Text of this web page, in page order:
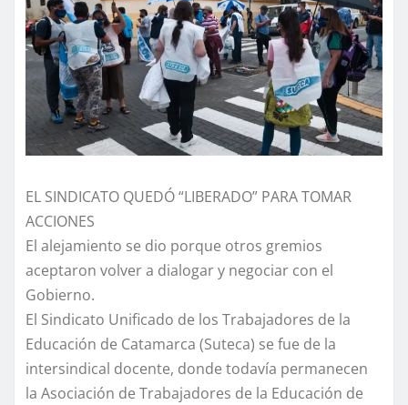
EL SINDICATO QUEDÓ “LIBERADO” PARA TOMAR
ACCIONES
El alejamiento se dio porque otros gremios
aceptaron volver a dialogar y negociar con el
Gobierno.
El Sindicato Unificado de los Trabajadores de la
Educación de Catamarca (Suteca) se fue de la
intersindical docente, donde todavía permanecen
la Asociación de Trabajadores de la Educación de